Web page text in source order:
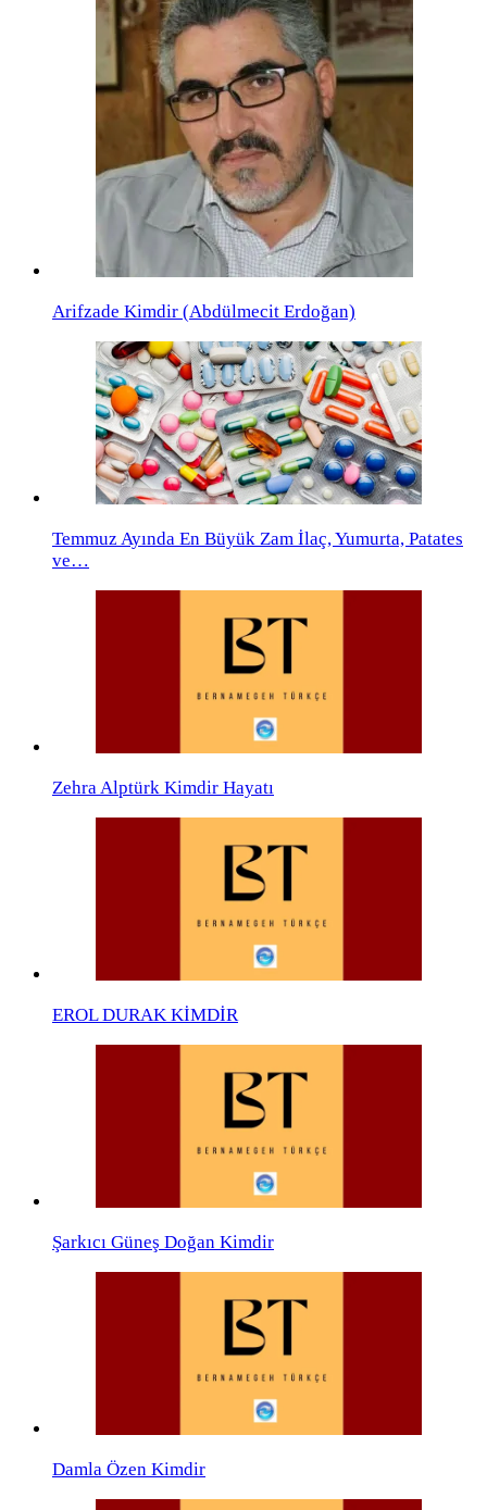
Arifzade Kimdir (Abdülmecit Erdoğan)
Temmuz Ayında En Büyük Zam İlaç, Yumurta, Patates
ve…
Zehra Alptürk Kimdir Hayatı
EROL DURAK KİMDİR
Şarkıcı Güneş Doğan Kimdir
Damla Özen Kimdir